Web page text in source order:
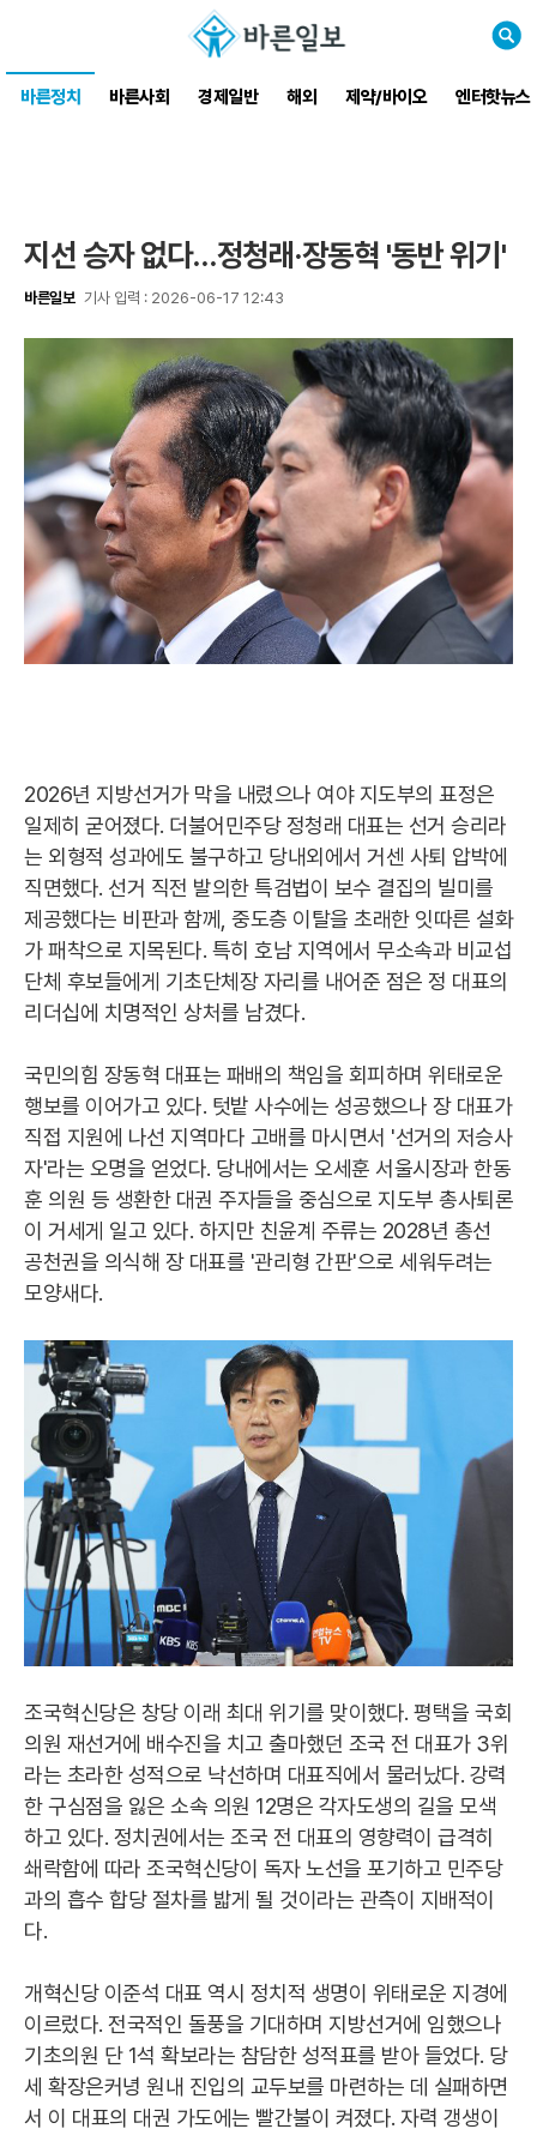
검
바른정치 바른사회 경제일반 해외 제약/바이오 엔터핫뉴스
지선 승자 없다…정청래·장동혁 '동반 위기'
바른일보 기사 입력 : 2026-06-17 12:43
2026년 지방선거가 막을 내렸으나 여야 지도부의 표정은
일제히 굳어졌다. 더불어민주당 정청래 대표는 선거 승리라
는 외형적 성과에도 불구하고 당내외에서 거센 사퇴 압박에
직면했다. 선거 직전 발의한 특검법이 보수 결집의 빌미를
제공했다는 비판과 함께, 중도층 이탈을 초래한 잇따른 설화
가 패착으로 지목된다. 특히 호남 지역에서 무소속과 비교섭
단체 후보들에게 기초단체장 자리를 내어준 점은 정 대표의
리더십에 치명적인 상처를 남겼다.
국민의힘 장동혁 대표는 패배의 책임을 회피하며 위태로운
행보를 이어가고 있다. 텃밭 사수에는 성공했으나 장 대표가
직접 지원에 나선 지역마다 고배를 마시면서 '선거의 저승사
자'라는 오명을 얻었다. 당내에서는 오세훈 서울시장과 한동
훈 의원 등 생환한 대권 주자들을 중심으로 지도부 총사퇴론
이 거세게 일고 있다. 하지만 친윤계 주류는 2028년 총선
공천권을 의식해 장 대표를 '관리형 간판'으로 세워두려는
모양새다.
조국혁신당은 창당 이래 최대 위기를 맞이했다. 평택을 국회
의원 재선거에 배수진을 치고 출마했던 조국 전 대표가 3위
라는 초라한 성적으로 낙선하며 대표직에서 물러났다. 강력
한 구심점을 잃은 소속 의원 12명은 각자도생의 길을 모색
하고 있다. 정치권에서는 조국 전 대표의 영향력이 급격히
쇄락함에 따라 조국혁신당이 독자 노선을 포기하고 민주당
과의 흡수 합당 절차를 밟게 될 것이라는 관측이 지배적이
다.
개혁신당 이준석 대표 역시 정치적 생명이 위태로운 지경에
이르렀다. 전국적인 돌풍을 기대하며 지방선거에 임했으나
기초의원 단 1석 확보라는 참담한 성적표를 받아 들었다. 당
세 확장은커녕 원내 진입의 교두보를 마련하는 데 실패하면
서 이 대표의 대권 가도에는 빨간불이 켜졌다. 자력 갱생이